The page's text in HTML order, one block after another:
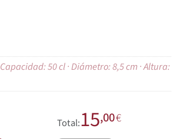
Capacidad: 50 cl · Diámetro: 8,5 cm · Altura:
Total:15,00€